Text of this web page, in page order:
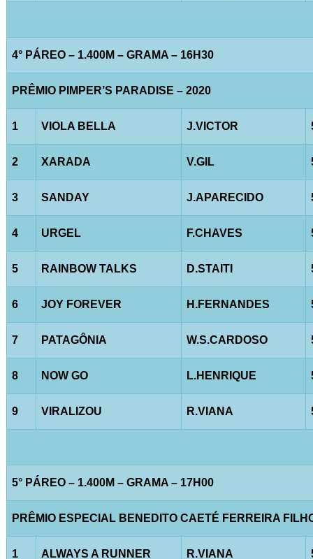
4° PÁREO – 1.400M – GRAMA – 16H30
PRÊMIO PIMPER’S PARADISE – 2020
1 VIOLA BELLA J.VICTOR
2 XARADA V.GIL
3 SANDAY J.APARECIDO
4 URGEL F.CHAVES
5 RAINBOW TALKS D.STAITI
6 JOY FOREVER H.FERNANDES
7 PATAGÔNIA W.S.CARDOSO
8 NOW GO L.HENRIQUE
9 VIRALIZOU R.VIANA
5° PÁREO – 1.400M – GRAMA – 17H00
PRÊMIO ESPECIAL BENEDITO CAETÉ FERREIRA
1 ALWAYS A RUNNER R.VIANA